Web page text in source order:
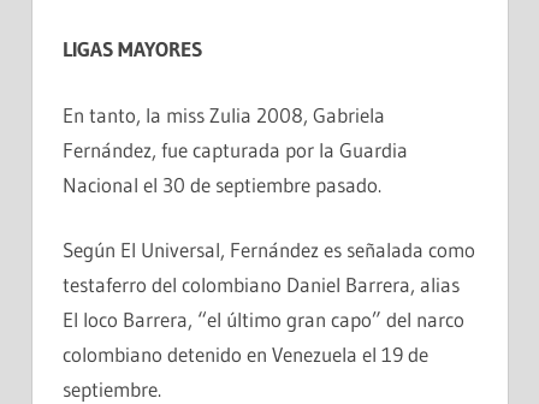
LIGAS MAYORES
En tanto, la miss Zulia 2008, Gabriela
Fernández, fue capturada por la Guardia
Nacional el 30 de septiembre pasado.
Según El Universal, Fernández es señalada como
testaferro del colombiano Daniel Barrera, alias
El loco Barrera, “el último gran capo” del narco
colombiano detenido en Venezuela el 19 de
septiembre.